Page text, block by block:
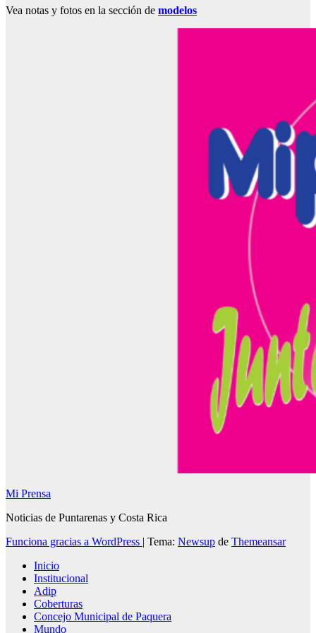
Vea notas y fotos en la sección de modelos
Mi Prensa
Noticias de Puntarenas y Costa Rica
Funciona gracias a WordPress | Tema: Newsup de Themeansar
Inicio
Institucional
Adip
Coberturas
Concejo Municipal de Paquera
Mundo